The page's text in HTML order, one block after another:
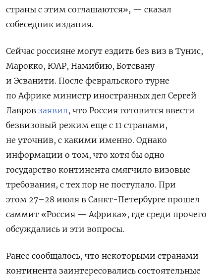
страны с этим соглашаются», — сказал
собеседник издания.
Сейчас россияне могут ездить без виз в Тунис,
Марокко, ЮАР, Намибию, Ботсвану
и Эсванити. После февральского турне
по Африке министр иностранных дел Сергей
Лавров заявил, что Россия готовится ввести
безвизовый режим еще с 11 странами,
не уточнив, с какими именно. Однако
информации о том, что хотя бы одно
государство континента смягчило визовые
требования, с тех пор не поступало. При
этом 27–28 июля в Санкт-Петербурге прошел
саммит «Россия — Африка», где среди прочего
обсуждались и эти вопросы.
Ранее сообщалось, что некоторыми странами
континента заинтересовались состоятельные